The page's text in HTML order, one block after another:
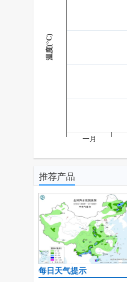
温度(°C)
一月
推荐产品
每日天气提示